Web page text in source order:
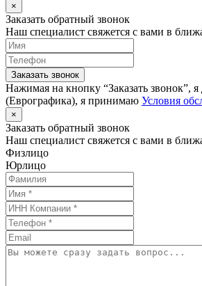
×
Заказать обратный звонок
Наш специалист свяжется с вами в
Заказать звонок
Нажимая на кнопку “Заказать звонок”,
(Еврографика), я принимаю Условия
×
Заказать обратный звонок
Наш специалист свяжется с вами в
Физлицо
Юрлицо